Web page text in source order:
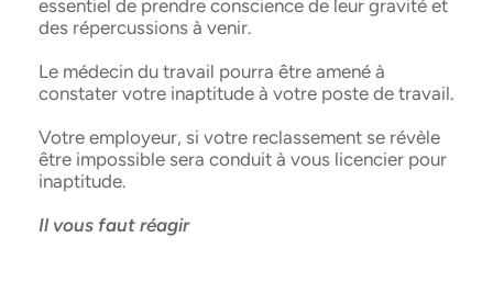
essentiel de prendre conscience de leur gravité et
des répercussions à venir.
Le médecin du travail pourra être amené à
constater votre inaptitude à votre poste de travail.
Votre employeur, si votre reclassement se révèle
être impossible sera conduit à vous licencier pour
inaptitude.
Il vous faut réagir